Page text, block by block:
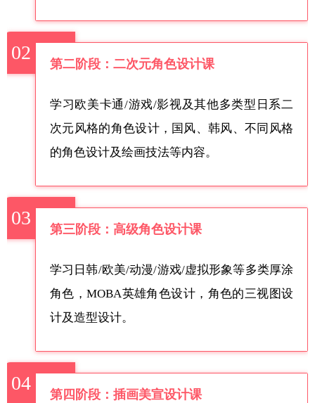
02
第二阶段：二次元角色设计课
学习欧美卡通/游戏/影视及其他多类型日系二
次元风格的角色设计，国风、韩风、不同风格
的角色设计及绘画技法等内容。
03
第三阶段：高级角色设计课
学习日韩/欧美/动漫/游戏/虚拟形象等多类厚涂
角色，MOBA英雄角色设计，角色的三视图设
计及造型设计。
04
第四阶段：插画美宣设计课